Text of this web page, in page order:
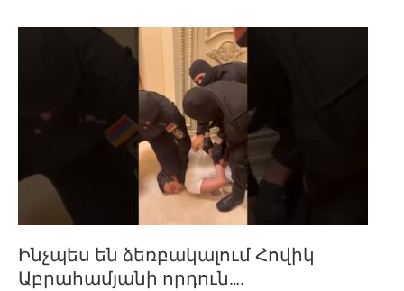
Ինչպես են ձեռբակալում Հովիկ
Աբրահամյանի որդուն….